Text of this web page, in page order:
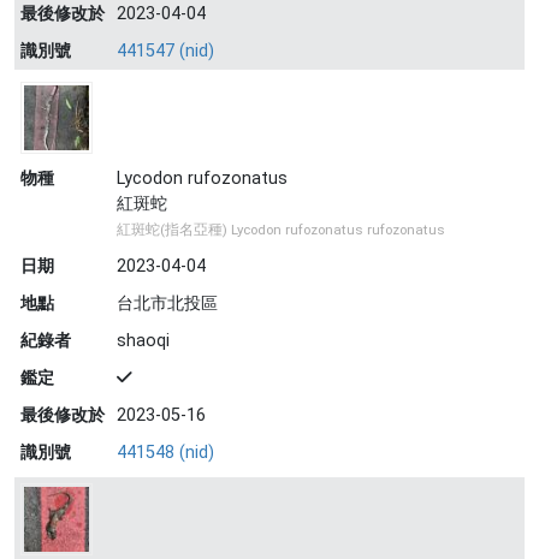
最後修改於 2023-04-04
識別號
441547 (nid)
物種
Lycodon rufozonatus
紅斑蛇
紅斑蛇(指名亞種) Lycodon rufozonatus rufozonatus
日期
2023-04-04
地點
台北市北投區
紀錄者
shaoqi
鑑定
最後修改於 2023-05-16
識別號
441548 (nid)